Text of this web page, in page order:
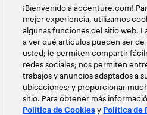
¡Bienvenido a accenture.com!
mejor experiencia, utilizamos
algunas funciones del sitio web.
a ver qué artículos pueden ser
usted; le permiten compartir
redes sociales; nos permiten
trabajos y anuncios adaptados a
ubicaciones; y proporcionar
sitio. Para obtener más
Política de Cookies y Política de